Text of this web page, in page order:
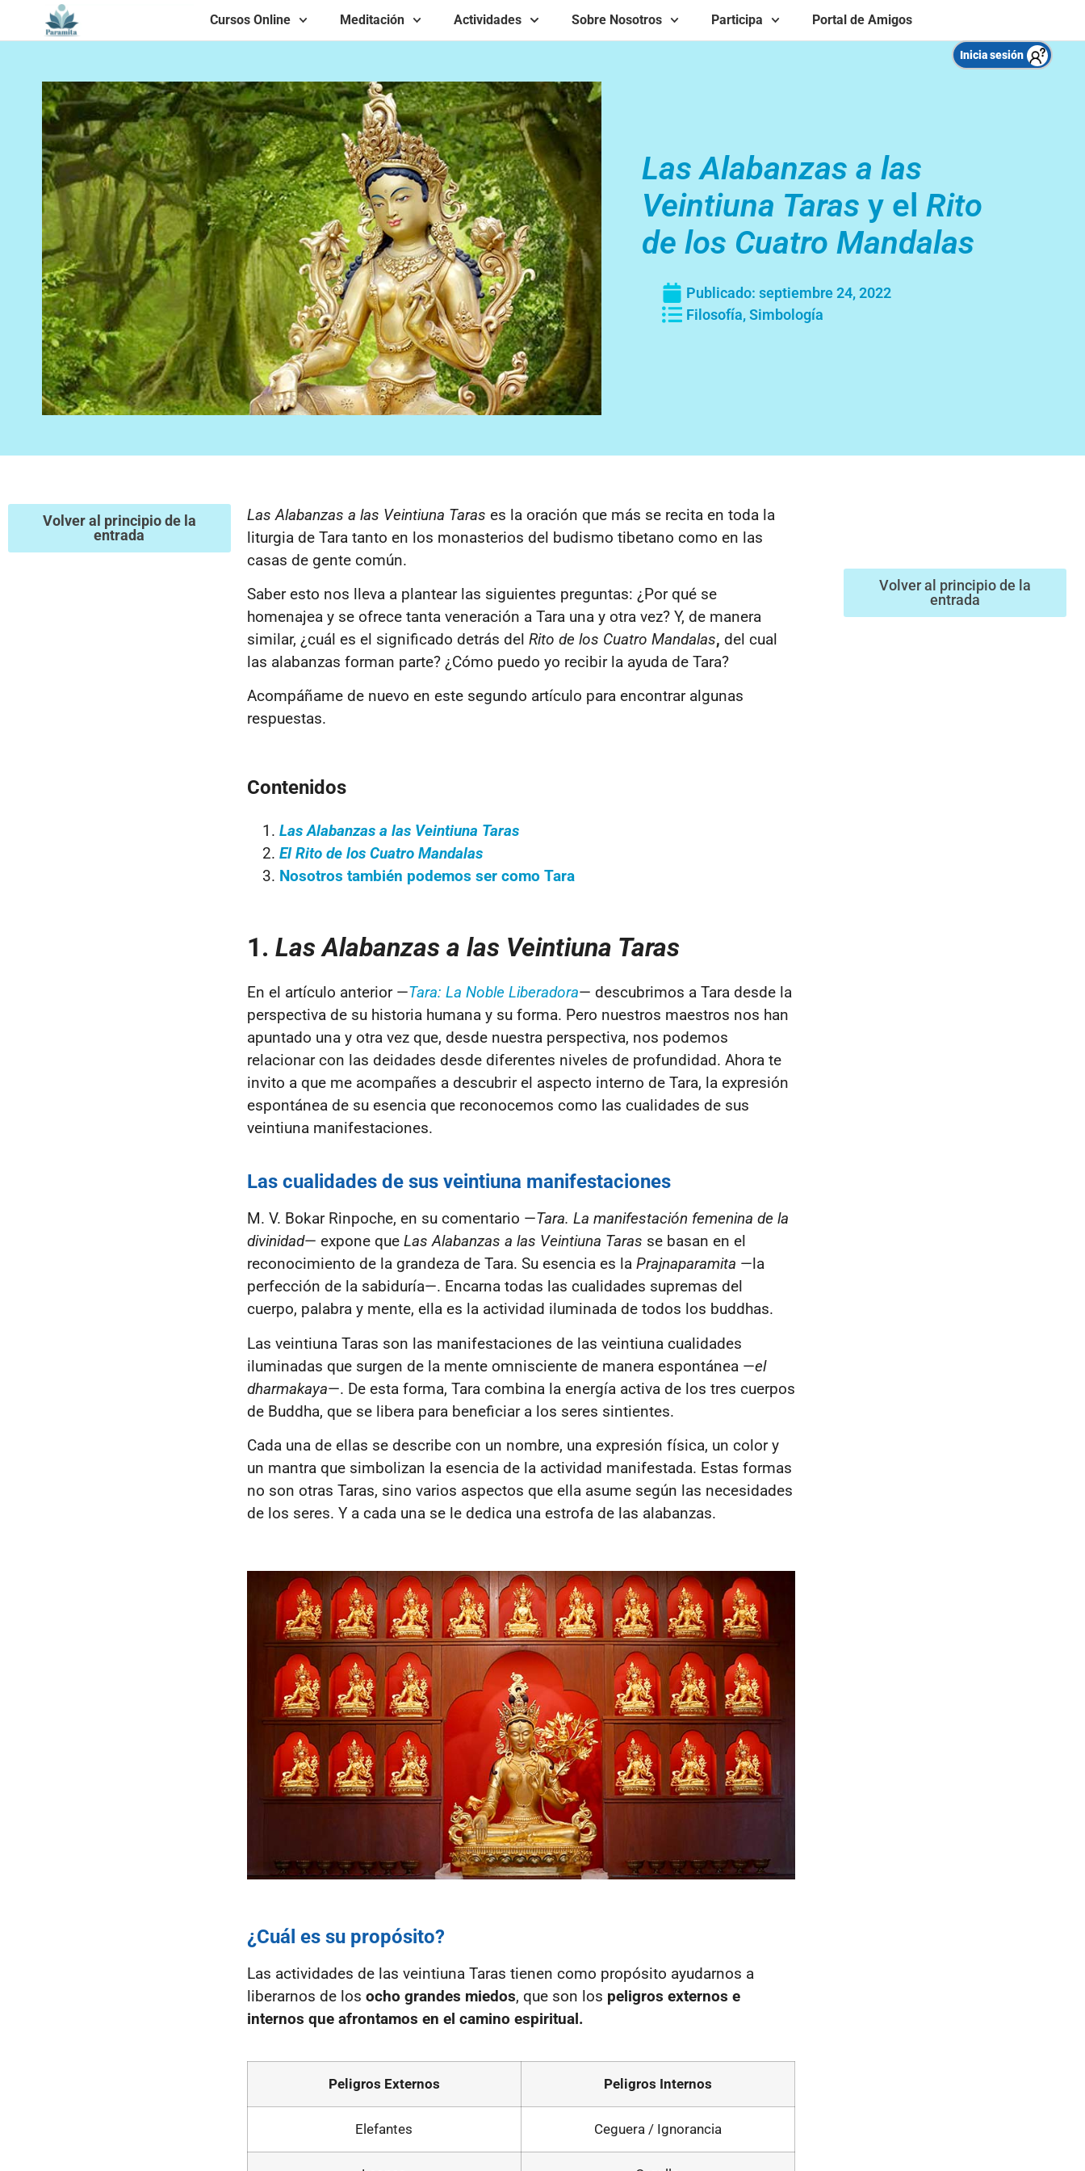
Inicia sesión
Cursos Online Meditación Actividades Sobre Nosotros Participa Portal de Amigos
Las Alabanzas a las
Veintiuna Taras y el Rito
de los Cuatro Mandalas
Publicado: septiembre 24, 2022
Filosofía,Simbología
Volver al principio de la
entrada
Las Alabanzas a las Veintiuna Taras es la oración que más se recita en toda la
liturgia de Tara tanto en los monasterios del budismo tibetano como en las
casas de gente común.
Saber esto nos lleva a plantear las siguientes preguntas: ¿Por qué se
homenajea y se ofrece tanta veneración a Tara una y otra vez? Y, de manera
similar, ¿cuál es el significado detrás del Rito de los Cuatro Mandalas, del cual
las alabanzas forman parte? ¿Cómo puedo yo recibir la ayuda de Tara?
Acompáñame de nuevo en este segundo artículo para encontrar algunas
respuestas.
Contenidos
Las Alabanzas a las Veintiuna Taras
El Rito de los Cuatro Mandalas
Nosotros también podemos ser como Tara
1. Las Alabanzas a las Veintiuna Taras
En el artículo anterior —Tara: La Noble Liberadora— descubrimos a Tara desde la
perspectiva de su historia humana y su forma. Pero nuestros maestros nos han
apuntado una y otra vez que, desde nuestra perspectiva, nos podemos
relacionar con las deidades desde diferentes niveles de profundidad. Ahora te
invito a que me acompañes a descubrir el aspecto interno de Tara, la expresión
espontánea de su esencia que reconocemos como las cualidades de sus
veintiuna manifestaciones.
Las cualidades de sus veintiuna manifestaciones
M. V. Bokar Rinpoche, en su comentario —Tara. La manifestación femenina de la
divinidad— expone que Las Alabanzas a las Veintiuna Taras se basan en el
reconocimiento de la grandeza de Tara. Su esencia es la Prajnaparamita —la
perfección de la sabiduría—. Encarna todas las cualidades supremas del
cuerpo, palabra y mente, ella es la actividad iluminada de todos los buddhas.
Las veintiuna Taras son las manifestaciones de las veintiuna cualidades
iluminadas que surgen de la mente omnisciente de manera espontánea —el
dharmakaya—. De esta forma, Tara combina la energía activa de los tres cuerpos
de Buddha, que se libera para beneficiar a los seres sintientes.
Cada una de ellas se describe con un nombre, una expresión física, un color y
un mantra que simbolizan la esencia de la actividad manifestada. Estas formas
no son otras Taras, sino varios aspectos que ella asume según las necesidades
de los seres. Y a cada una se le dedica una estrofa de las alabanzas.
¿Cuál es su propósito?
Las actividades de las veintiuna Taras tienen como propósito ayudarnos a
liberarnos de los ocho grandes miedos, que son los peligros externos e
internos que afrontamos en el camino espiritual.
Peligros Externos Peligros Internos
Elefantes Ceguera / Ignorancia
Volver al principio de la
entrada